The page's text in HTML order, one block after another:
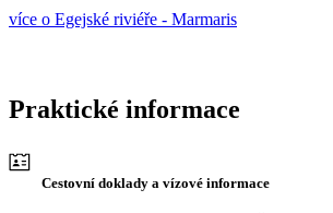
více o Egejské riviéře - Marmaris
Praktické informace
Cestovní doklady a vízové informace